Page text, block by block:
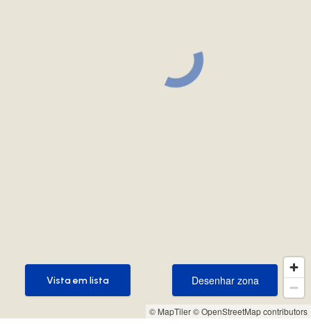
© MapTiler© OpenStreetMap contributors
Desenhar zona
Desenhar zona
Vista em lista
Vista em lista